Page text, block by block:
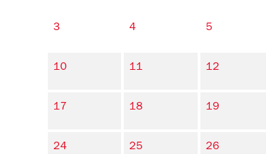
3 4 5
10 11 12
17 18 19
24 25 26